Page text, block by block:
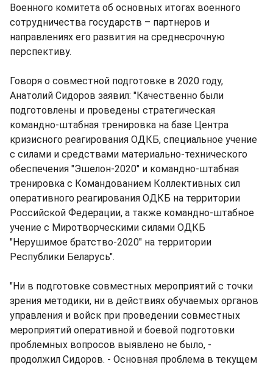
Военного комитета об основных итогах военного
сотрудничества государств – партнеров и
направлениях его развития на среднесрочную
перспективу.
Говоря о совместной подготовке в 2020 году,
Анатолий Сидоров заявил: "Качественно были
подготовлены и проведены стратегическая
командно-штабная тренировка на базе Центра
кризисного реагирования ОДКБ, специальное учение
с силами и средствами материально-технического
обеспечения "Эшелон-2020" и командно-штабная
тренировка с Командованием Коллективных сил
оперативного реагирования ОДКБ на территории
Российской Федерации, а также командно-штабное
учение с Миротворческими силами ОДКБ
"Нерушимое братство-2020" на территории
Республики Беларусь".
"Ни в подготовке совместных мероприятий с точки
зрения методики, ни в действиях обучаемых органов
управления и войск при проведении совместных
мероприятий оперативной и боевой подготовки
проблемных вопросов выявлено не было, -
продолжил Сидоров. - Основная проблема в текущем